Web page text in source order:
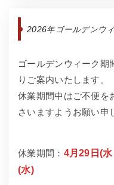
2026年ゴールデンウ
ゴールデンウィーク期
りご案内いたします。
休業期間中はご不便を
さいますようお願い申
休業期間： 4月29日(
(水)